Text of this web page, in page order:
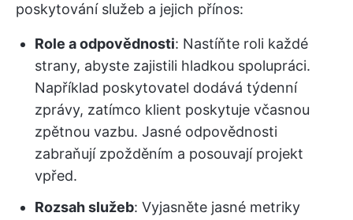
poskytování služeb a jejich přínos:
Role a odpovědnosti: Nastíňte roli každé
strany, abyste zajistili hladkou spolupráci.
Například poskytovatel dodává týdenní
zprávy, zatímco klient poskytuje včasnou
zpětnou vazbu. Jasné odpovědnosti
zabraňují zpožděním a posouvají projekt
vpřed.
Rozsah služeb: Vyjasněte jasné metriky